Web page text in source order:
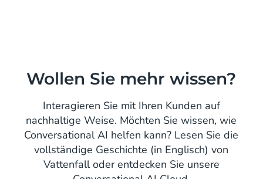
Wollen Sie mehr wissen?
Interagieren Sie mit Ihren Kunden auf
nachhaltige Weise. Möchten Sie wissen, wie
Conversational AI helfen kann? Lesen Sie die
vollständige Geschichte (in Englisch) von
Vattenfall oder entdecken Sie unsere